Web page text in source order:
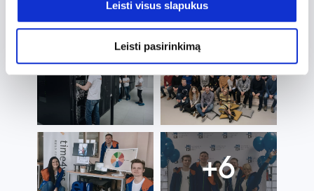
Leisti visus slapukus
Leisti pasirinkimą
+6